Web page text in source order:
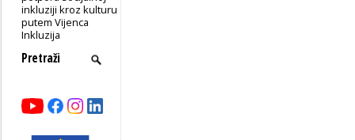
inkluziji kroz kulturu
putem Vijenca
Inkluzija